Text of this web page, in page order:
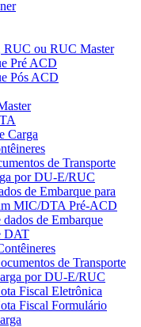
RUC ou RUC Master
Pré ACD
Pós ACD
Carga
de Transporte
por DU-E/RUC
de Embarque para
MIC/DTA Pré-ACD
de Embarque
DAT
de Transporte
por DU-E/RUC
Fiscal Eletrônica
Fiscal Formulário